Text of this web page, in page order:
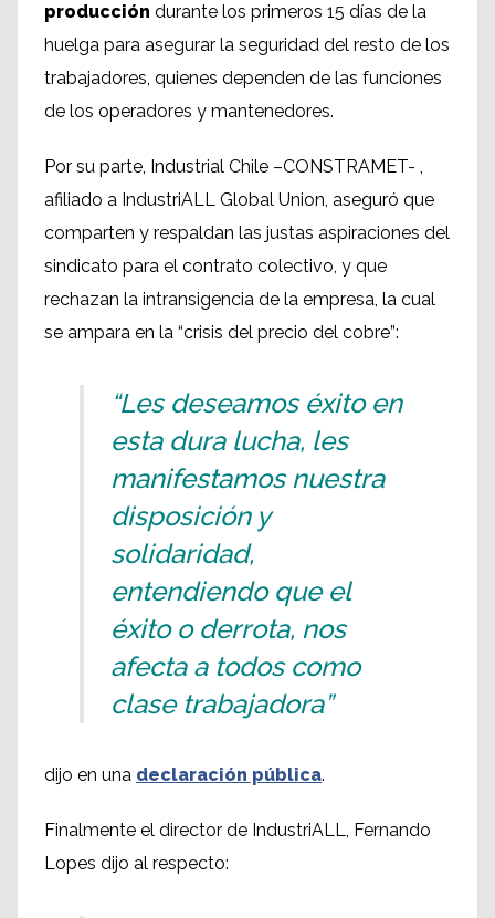
producción durante los primeros 15 días de la
huelga para asegurar la seguridad del resto de los
trabajadores, quienes dependen de las funciones
de los operadores y mantenedores.
Por su parte, Industrial Chile –CONSTRAMET- ,
afiliado a IndustriALL Global Union, aseguró que
comparten y respaldan las justas aspiraciones del
sindicato para el contrato colectivo, y que
rechazan la intransigencia de la empresa, la cual
se ampara en la “crisis del precio del cobre”:
“Les deseamos éxito en
esta dura lucha, les
manifestamos nuestra
disposición y
solidaridad,
entendiendo que el
éxito o derrota, nos
afecta a todos como
clase trabajadora”
dijo en una declaración pública.
Finalmente el director de IndustriALL, Fernando
Lopes dijo al respecto: